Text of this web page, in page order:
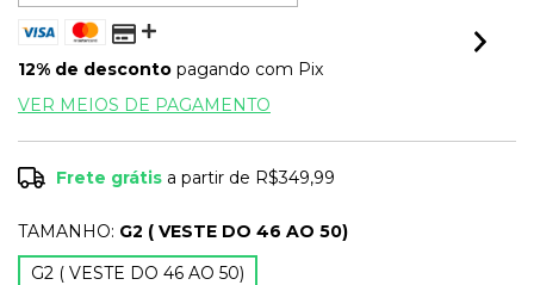
12% de desconto pagando com Pix
VER MEIOS DE PAGAMENTO
Frete grátis a partir de R$349,99
TAMANHO: G2 ( VESTE DO 46 AO 50)
G2 ( VESTE DO 46 AO 50)